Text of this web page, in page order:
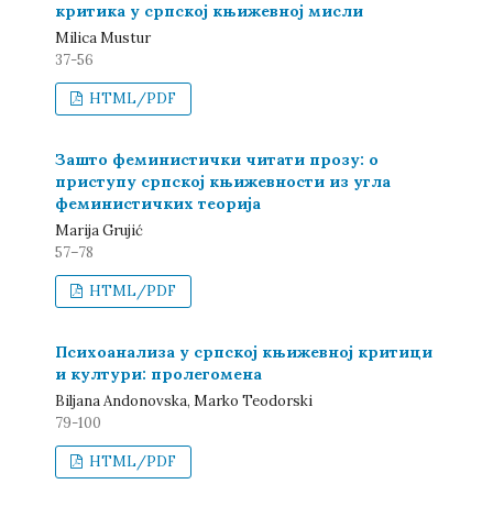
критика у српској књижевној мисли
Milica Mustur
37-56
HTML/PDF
Зашто феминистички читати прозу: о
приступу српској књижевности из угла
феминистичких теорија
Marija Grujić
57–78
HTML/PDF
Психоанализа у српској књижевној критици
и култури: пролегомена
Biljana Andonovska, Marko Teodorski
79-100
HTML/PDF